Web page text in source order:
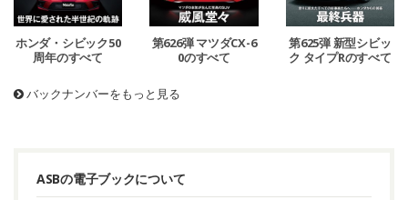
ホンダ・シビック50
周年のすべて
第626弾 マツダCX-6
0のすべて
第625弾 新型シビッ
ク タイプRのすべて
バックナンバーをもっと見る
ASBの電子ブックについて